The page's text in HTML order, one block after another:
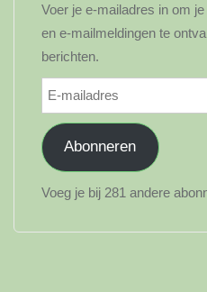
Voer je e-mailadres in om
en e-mailmeldingen te
berichten.
E-
mailadres
Abonneren
Voeg je bij 281 andere